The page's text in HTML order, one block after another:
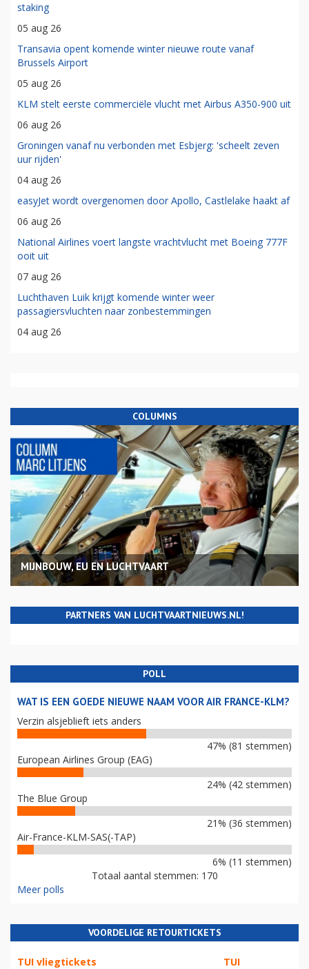
staking
05 aug 26
Transavia opent komende winter nieuwe route vanaf
Brussels Airport
05 aug 26
KLM stelt eerste commerciële vlucht met Airbus A350-900 uit
06 aug 26
Groningen vanaf nu verbonden met Esbjerg: 'scheelt zeven
uur rijden'
04 aug 26
easyJet wordt overgenomen door Apollo, Castlelake haakt af
06 aug 26
National Airlines voert langste vrachtvlucht met Boeing 777F
ooit uit
07 aug 26
Luchthaven Luik krijgt komende winter weer
passagiersvluchten naar zonbestemmingen
04 aug 26
COLUMNS
MIJNBOUW, EU EN LUCHTVAART
PARTNERS VAN LUCHTVAARTNIEUWS.NL!
POLL
WAT IS EEN GOEDE NIEUWE NAAM VOOR AIR FRANCE-KLM?
Verzin alsjeblieft iets anders
47% (81 stemmen)
European Airlines Group (EAG)
24% (42 stemmen)
The Blue Group
21% (36 stemmen)
Air-France-KLM-SAS(-TAP)
6% (11 stemmen)
Totaal aantal stemmen: 170
Meer polls
VOORDELIGE RETOURTICKETS
TUI vliegtickets TUI